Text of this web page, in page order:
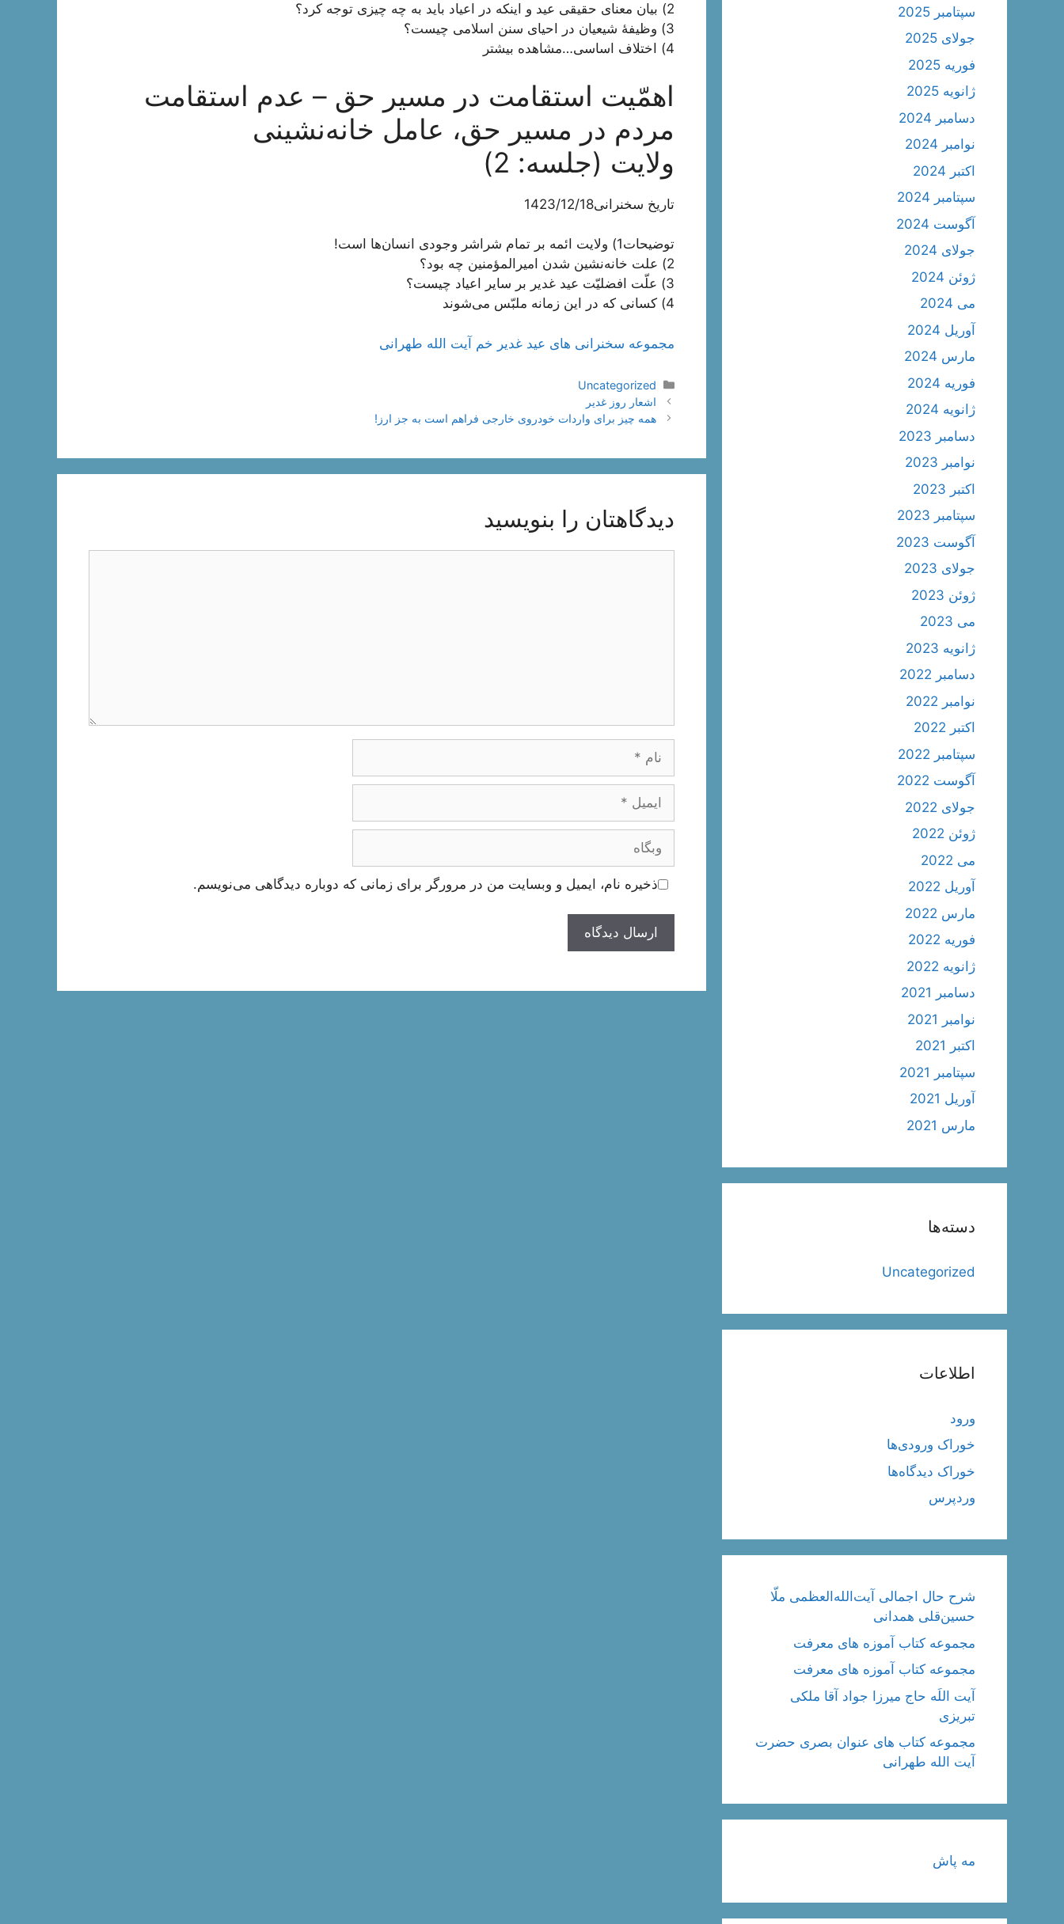
2) بیان معنای حقیقی عید و اینکه در اعیاد باید به چه چیزی توجه کرد؟
3) وظیفۀ شیعیان در احیای سنن اسلامی چیست؟
4) اختلاف اساسی…
مشاهده بیشتر
اهمّیت استقامت در مسیر حق – عدم استقامت
مردم در مسیر حق، عامل خانه‌نشینی
ولایت (جلسه: 2)
تاریخ سخنرانی1423/12/18
توضیحات1) ولایت ائمه بر تمام شراشر وجودی انسان‌ها است!
2) علت خانه‌نشین شدن امیرالمؤمنین چه بود؟
3) علّت افضلیّت عید غدیر بر سایر اعیاد چیست؟
4) کسانی که در این زمانه ملبّس می‌شوند
مجموعه سخنرانی های عید غدیر خم آیت الله طهرانی
دسته‌ها
Uncategorized
ناوبری
نوشته‌ها
اشعار روز غدیر
همه چیز برای واردات خودروی خارجی فراهم است به جز ارز!
دیدگاهتان را بنویسید
وبگاه
ذخیره نام، ایمیل و وبسایت من در مرورگر برای زمانی که دوباره دیدگاهی می‌نویسم.
سپتامبر 2025
جولای 2025
فوریه 2025
ژانویه 2025
دسامبر 2024
نوامبر 2024
اکتبر 2024
سپتامبر 2024
آگوست 2024
جولای 2024
ژوئن 2024
می 2024
آوریل 2024
مارس 2024
فوریه 2024
ژانویه 2024
دسامبر 2023
نوامبر 2023
اکتبر 2023
سپتامبر 2023
آگوست 2023
جولای 2023
ژوئن 2023
می 2023
ژانویه 2023
دسامبر 2022
نوامبر 2022
اکتبر 2022
سپتامبر 2022
آگوست 2022
جولای 2022
ژوئن 2022
می 2022
آوریل 2022
مارس 2022
فوریه 2022
ژانویه 2022
دسامبر 2021
نوامبر 2021
اکتبر 2021
سپتامبر 2021
آوریل 2021
مارس 2021
دسته‌ها
Uncategorized
اطلاعات
ورود
خوراک ورودی‌ها
خوراک دیدگاه‌ها
وردپرس
شرح حال اجمالی آیت‌الله‌العظمی ملّا
حسین‌قلی همدانی
مجموعه کتاب آموزه های معرفت
مجموعه کتاب آموزه های معرفت
آیت اللَه حاج میرزا جواد آقا ملکی
تبریزی
مجموعه کتاب های عنوان بصری حضرت
آیت الله طهرانی
مه پاش